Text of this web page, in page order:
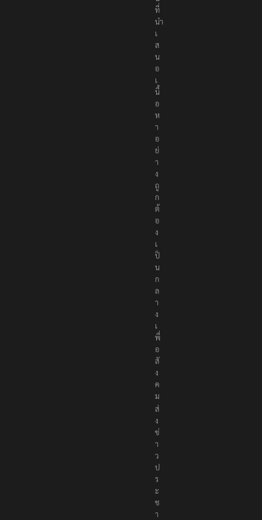
ที่
นำ
เ
ส
น
อ
เ
นื้
อ
ห
า
อ
ย่
า
ง
ถู
ก
ต้
อ
ง
เ
ป็
น
ก
ล
า
ง
เ
พื่
อ
สั
ง
ค
ม
ส่
ง
ข่
า
ว
ป
ร
ะ
ช
า